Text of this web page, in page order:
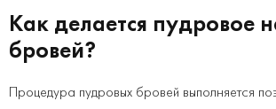
Как делается пудровое
бровей?
Процедура пудровых бровей выполняется